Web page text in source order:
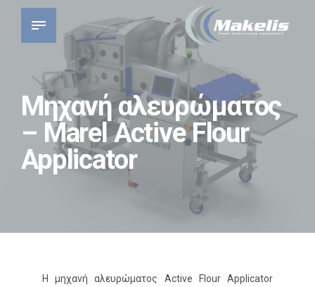
Mηχανή αλευρώματος
– Marel Active Flour
Applicator
Η μηχανή αλευρώματος Active Flour Applicator